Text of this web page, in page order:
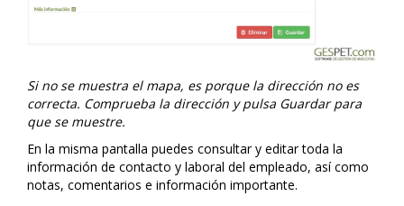
Si no se muestra el mapa, es porque la dirección no es
correcta. Comprueba la dirección y pulsa Guardar para
que se muestre.
En la misma pantalla puedes consultar y editar toda la
información de contacto y laboral del empleado, así como
notas, comentarios e información importante.